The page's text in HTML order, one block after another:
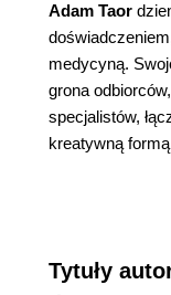
Adam Taor
medycyną.
grona
specjalistów,
kreatywną
Tytuły